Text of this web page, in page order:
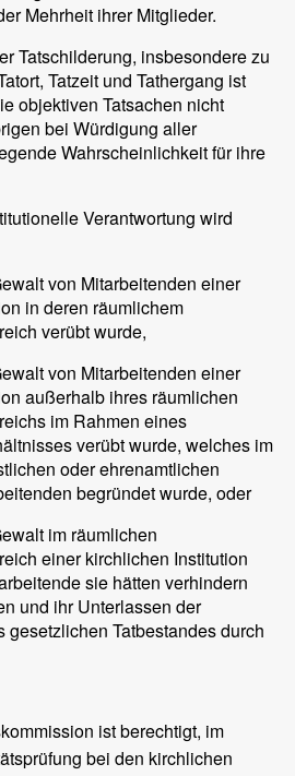
Mehrheit ihrer Mitglieder.
Tatschilderung, insbesondere zu
Tatzeit und Tathergang ist
objektiven Tatsachen nicht
bei Würdigung aller
Wahrscheinlichkeit für ihre
Verantwortung wird
von Mitarbeitenden einer
in deren räumlichem
verübt wurde,
von Mitarbeitenden einer
außerhalb ihres räumlichen
im Rahmen eines
verübt wurde, welches im
oder ehrenamtlichen
begründet wurde, oder
im räumlichen
einer kirchlichen Institution
sie hätten verhindern
und ihr Unterlassen der
gesetzlichen Tatbestandes durch
ist berechtigt, im
bei den kirchlichen